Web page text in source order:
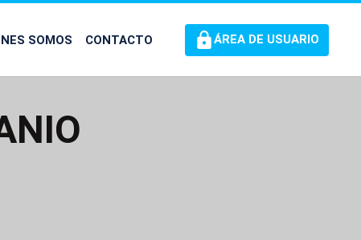
SOMOS CONTACTO ÁREA DE USUARIO